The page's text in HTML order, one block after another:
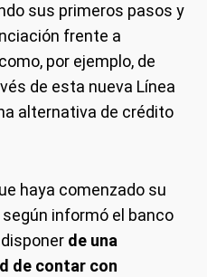
sus primeros pasos y
frente a
por ejemplo, de
de esta nueva Línea
alternativa de crédito
haya comenzado su
informó el banco
de una
de contar con